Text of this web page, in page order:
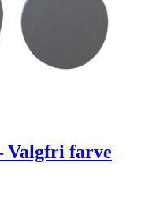
Valgfri farve